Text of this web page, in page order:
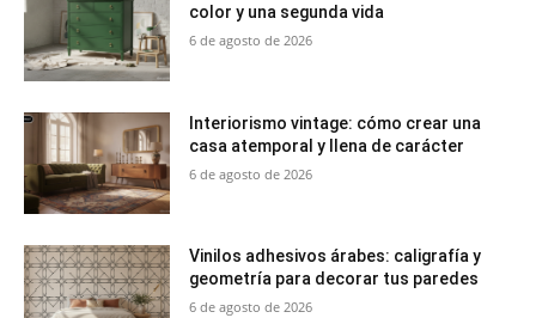
color y una segunda vida
6 de agosto de 2026
Interiorismo vintage: cómo crear una
casa atemporal y llena de carácter
6 de agosto de 2026
Vinilos adhesivos árabes: caligrafía y
geometría para decorar tus paredes
6 de agosto de 2026